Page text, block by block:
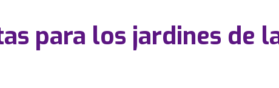
para los jardines de